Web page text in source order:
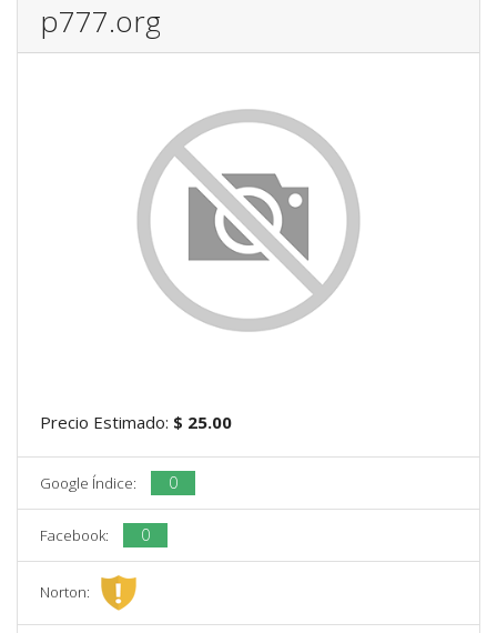
p777.org
Precio Estimado: $ 25.00
Google Índice: 0
Facebook: 0
Norton: